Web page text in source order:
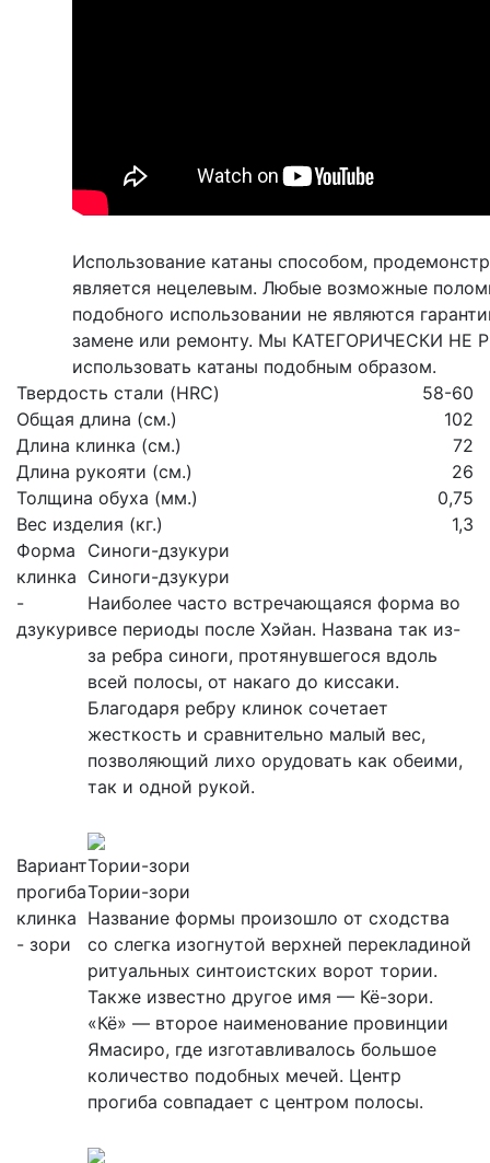
Использование катаны способом,
является нецелевым. Любые возможные
подобного использовании не являются
замене или ремонту. Мы КАТЕГОРИЧЕСКИ НЕ
использовать катаны подобным образом.
Твердость стали (HRC)
58-60
Общая длина (см.)
102
Длина клинка (см.)
72
Длина рукояти (см.)
26
Толщина обуха (мм.)
0,75
Вес изделия (кг.)
1,3
Форма
клинка
-
дзукури
Синоги-дзукури
Синоги-дзукури
Наиболее часто встречающаяся форма во
все периоды после Хэйан. Названа так из-
за ребра синоги, протянувшегося вдоль
всей полосы, от накаго до киссаки.
Благодаря ребру клинок сочетает
жесткость и сравнительно малый вес,
позволяющий лихо орудовать как обеими,
так и одной рукой.
Вариант
прогиба
клинка
- зори
Тории-зори
Тории-зори
Название формы произошло от сходства
со слегка изогнутой верхней перекладиной
ритуальных синтоистских ворот тории.
Также известно другое имя — Кё-зори.
«Кё» — второе наименование провинции
Ямасиро, где изготавливалось большое
количество подобных мечей. Центр
прогиба совпадает с центром полосы.